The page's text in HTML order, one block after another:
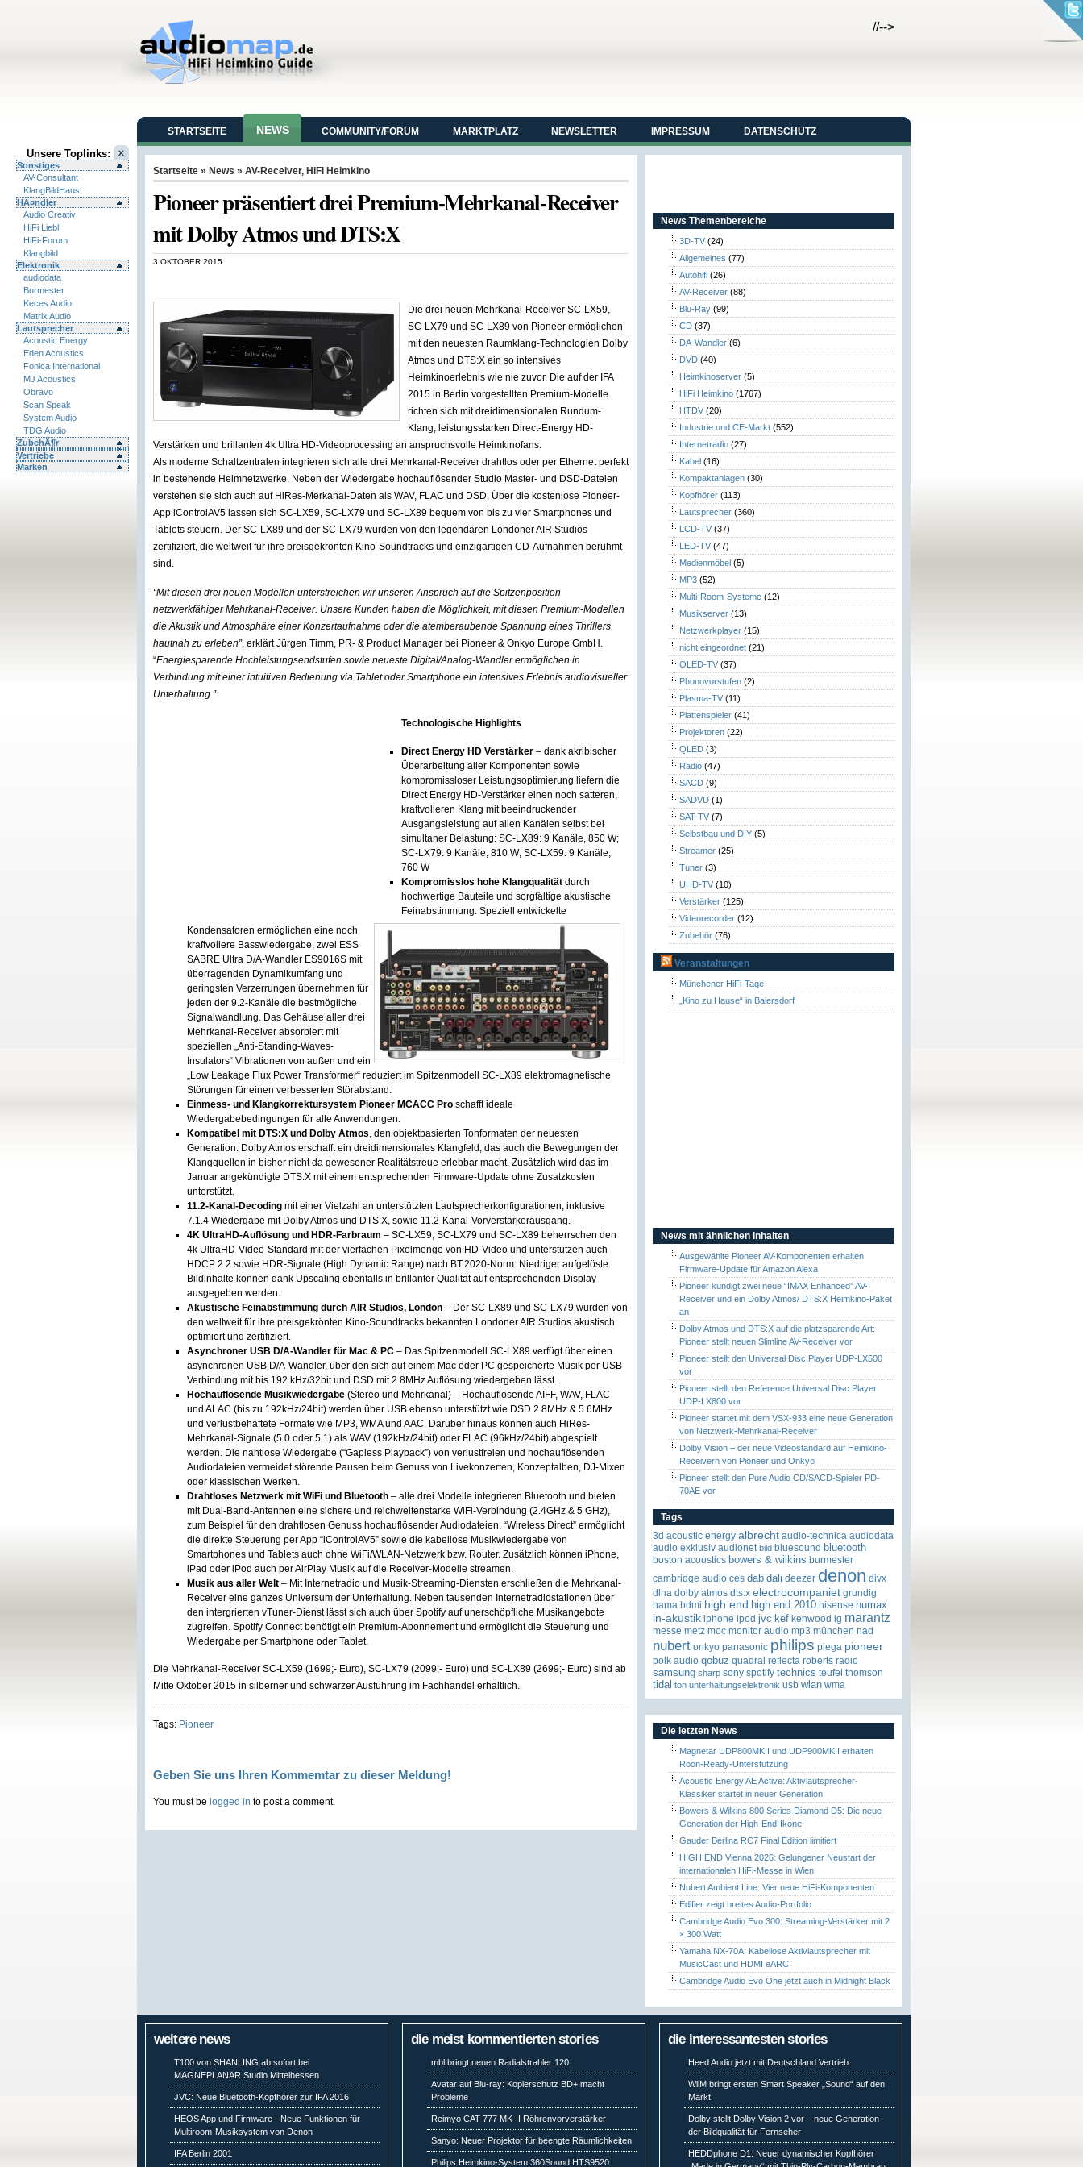
//-->
Unsere Toplinks:
Sonstiges
AV-Consultant
KlangBildHaus
HÃ¤ndler
Audio Creativ
HiFi Liebl
HiFi-Forum
Klangbild
Elektronik
audiodata
Burmester
Keces Audio
Matrix Audio
Lautsprecher
Acoustic Energy
Eden Acoustics
Fonica International
MJ Acoustics
Obravo
Scan Speak
System Audio
TDG Audio
ZubehÃ¶r
Vertriebe
Marken
STARTSEITE NEWS COMMUNITY/FORUM MARKTPLATZ NEWSLETTER IMPRESSUM DATENSCHUTZ
Startseite » News » AV-Receiver, HiFi Heimkino
Pioneer präsentiert drei Premium-Mehrkanal-Receiver
mit Dolby Atmos und DTS:X
3 OKTOBER 2015
Die drei neuen Mehrkanal-Receiver SC-LX59,
SC-LX79 und SC-LX89 von Pioneer ermöglichen
mit den neuesten Raumklang-Technologien Dolby
Atmos und DTS:X ein so intensives
Heimkinoerlebnis wie nie zuvor. Die auf der IFA
2015 in Berlin vorgestellten Premium-Modelle
richten sich mit dreidimensionalen Rundum-
Klang, leistungsstarken Direct-Energy HD-
Verstärken und brillanten 4k Ultra HD-Videoprocessing an anspruchsvolle Heimkinofans.
Als moderne Schaltzentralen integrieren sich alle drei Mehrkanal-Receiver drahtlos oder per Ethernet perfekt
in bestehende Heimnetzwerke. Neben der Wiedergabe hochauflösender Studio Master- und DSD-Dateien
verstehen sie sich auch auf HiRes-Merkanal-Daten als WAV, FLAC und DSD. Über die kostenlose Pioneer-
App iControlAV5 lassen sich SC-LX59, SC-LX79 und SC-LX89 bequem von bis zu vier Smartphones und
Tablets steuern. Der SC-LX89 und der SC-LX79 wurden von den legendären Londoner AIR Studios
zertifiziert, die weltweit für ihre preisgekrönten Kino-Soundtracks und einzigartigen CD-Aufnahmen berühmt
sind.
“Mit diesen drei neuen Modellen unterstreichen wir unseren Anspruch auf die Spitzenposition
netzwerkfähiger Mehrkanal-Receiver. Unsere Kunden haben die Möglichkeit, mit diesen Premium-Modellen
die Akustik und Atmosphäre einer Konzertaufnahme oder die atemberaubende Spannung eines Thrillers
hautnah zu erleben”, erklärt Jürgen Timm, PR- & Product Manager bei Pioneer & Onkyo Europe GmbH.
“Energiesparende Hochleistungsendstufen sowie neueste Digital/Analog-Wandler ermöglichen in
Verbindung mit einer intuitiven Bedienung via Tablet oder Smartphone ein intensives Erlebnis audiovisueller
Unterhaltung.”
Technologische Highlights
Direct Energy HD Verstärker – dank akribischer
Überarbeitung aller Komponenten sowie
kompromissloser Leistungsoptimierung liefern die
Direct Energy HD-Verstärker einen noch satteren,
kraftvolleren Klang mit beeindruckender
Ausgangsleistung auf allen Kanälen selbst bei
simultaner Belastung: SC-LX89: 9 Kanäle, 850 W;
SC-LX79: 9 Kanäle, 810 W; SC-LX59: 9 Kanäle,
760 W
Kompromisslos hohe Klangqualität durch
hochwertige Bauteile und sorgfältige akustische
Feinabstimmung. Speziell entwickelte
Kondensatoren ermöglichen eine noch
kraftvollere Basswiedergabe, zwei ESS
SABRE Ultra D/A-Wandler ES9016S mit
überragenden Dynamikumfang und
geringsten Verzerrungen übernehmen für
jeden der 9.2-Kanäle die bestmögliche
Signalwandlung. Das Gehäuse aller drei
Mehrkanal-Receiver absorbiert mit
speziellen „Anti-Standing-Waves-
Insulators“ Vibrationen von außen und ein
„Low Leakage Flux Power Transformer“ reduziert im Spitzenmodell SC-LX89 elektromagnetische
Störungen für einen verbesserten Störabstand.
Einmess- und Klangkorrektursystem Pioneer MCACC Pro schafft ideale
Wiedergabebedingungen für alle Anwendungen.
Kompatibel mit DTS:X und Dolby Atmos, den objektbasierten Tonformaten der neuesten
Generation. Dolby Atmos erschafft ein dreidimensionales Klangfeld, das auch die Bewegungen der
Klangquellen in bisher nicht da gewesener Realitätstreue erlebbar macht. Zusätzlich wird das im
Januar angekündigte DTS:X mit einem entsprechenden Firmware-Update ohne Zusatzkosten
unterstützt.
11.2-Kanal-Decoding mit einer Vielzahl an unterstützten Lautsprecherkonfigurationen, inklusive
7.1.4 Wiedergabe mit Dolby Atmos und DTS:X, sowie 11.2-Kanal-Vorverstärkerausgang.
4K UltraHD-Auflösung und HDR-Farbraum – SC-LX59, SC-LX79 und SC-LX89 beherrschen den
4k UltraHD-Video-Standard mit der vierfachen Pixelmenge von HD-Video und unterstützen auch
HDCP 2.2 sowie HDR-Signale (High Dynamic Range) nach BT.2020-Norm. Niedriger aufgelöste
Bildinhalte können dank Upscaling ebenfalls in brillanter Qualität auf entsprechenden Display
ausgegeben werden.
Akustische Feinabstimmung durch AIR Studios, London– Der SC-LX89 und SC-LX79 wurden von
den weltweit für ihre preisgekrönten Kino-Soundtracks bekannten Londoner AIR Studios akustisch
optimiert und zertifiziert.
Asynchroner USB D/A-Wandler für Mac & PC – Das Spitzenmodell SC-LX89 verfügt über einen
asynchronen USB D/A-Wandler, über den sich auf einem Mac oder PC gespeicherte Musik per USB-
Verbindung mit bis 192 kHz/32bit und DSD mit 2.8MHz Auflösung wiedergeben lässt.
Hochauflösende Musikwiedergabe(Stereo und Mehrkanal) – Hochauflösende AIFF, WAV, FLAC
und ALAC (bis zu 192kHz/24bit) werden über USB ebenso unterstützt wie DSD 2.8MHz & 5.6MHz
und verlustbehaftete Formate wie MP3, WMA und AAC. Darüber hinaus können auch HiRes-
Mehrkanal-Signale (5.0 oder 5.1) als WAV (192kHz/24bit) oder FLAC (96kHz/24bit) abgespielt
werden. Die nahtlose Wiedergabe (“Gapless Playback”) von verlustfreien und hochauflösenden
Audiodateien vermeidet störende Pausen beim Genuss von Livekonzerten, Konzeptalben, DJ-Mixen
oder klassischen Werken.
Drahtloses Netzwerk mit WiFi und Bluetooth – alle drei Modelle integrieren Bluetooth und bieten
mit Dual-Band-Antennen eine sichere und reichweitenstarke WiFi-Verbindung (2.4GHz & 5 GHz),
zum Beispiel für den drahtlosen Genuss hochauflösender Audiodateien. “Wireless Direct” ermöglicht
die direkte Steuerung per App “iControlAV5” sowie die kabellose Musikwiedergabe von
Smartphones und Tablets auch ohne WiFi/WLAN-Netzwerk bzw. Router. Zusätzlich können iPhone,
iPad oder iPod auch per AirPlay Musik auf die Receiver-Modelle streamen.
Musik aus aller Welt– Mit Internetradio und Musik-Streaming-Diensten erschließen die Mehrkanal-
Receiver eine ganzes Universum der Unterhaltung. Neben tausenden Internetradiostationen über
den intergrierten vTuner-Dienst lässt sich auch über Spotify auf unerschöpfliche Musikangebote
zugreifen. Spotify Connect benötigt ein Premium-Abonnement und ermöglicht die Steuerung und
Wiedergabe per Smartphone oder Tablet.
Die Mehrkanal-Receiver SC-LX59 (1699;- Euro), SC-LX79 (2099;- Euro) und SC-LX89 (2699;- Euro) sind ab
Mitte Oktober 2015 in silberner und schwarzer Ausführung im Fachhandel erhältlich.
Tags: Pioneer
Geben Sie uns Ihren Kommemtar zu dieser Meldung!
You must be logged in to post a comment.
News Themenbereiche
3D-TV (24)
Allgemeines (77)
Autohifi (26)
AV-Receiver (88)
Blu-Ray (99)
CD (37)
DA-Wandler (6)
DVD (40)
Heimkinoserver (5)
HiFi Heimkino (1767)
HTDV (20)
Industrie und CE-Markt (552)
Internetradio (27)
Kabel (16)
Kompaktanlagen (30)
Kopfhörer (113)
Lautsprecher (360)
LCD-TV (37)
LED-TV (47)
Medienmöbel (5)
MP3 (52)
Multi-Room-Systeme (12)
Musikserver (13)
Netzwerkplayer (15)
nicht eingeordnet (21)
OLED-TV (37)
Phonovorstufen (2)
Plasma-TV (11)
Plattenspieler (41)
Projektoren (22)
QLED (3)
Radio (47)
SACD (9)
SADVD (1)
SAT-TV (7)
Selbstbau und DIY (5)
Streamer (25)
Tuner (3)
UHD-TV (10)
Verstärker (125)
Videorecorder (12)
Zubehör (76)
Veranstaltungen
Münchener HiFi-Tage
„Kino zu Hause“ in Baiersdorf
News mit ähnlichen Inhalten
Ausgewählte Pioneer AV-Komponenten erhalten
Firmware-Update für Amazon Alexa
Pioneer kündigt zwei neue “IMAX Enhanced” AV-
Receiver und ein Dolby Atmos/ DTS:X Heimkino-Paket
an
Dolby Atmos und DTS:X auf die platzsparende Art:
Pioneer stellt neuen Slimline AV-Receiver vor
Pioneer stellt den Universal Disc Player UDP-LX500
vor
Pioneer stellt den Reference Universal Disc Player
UDP-LX800 vor
Pioneer startet mit dem VSX-933 eine neue Generation
von Netzwerk-Mehrkanal-Receiver
Dolby Vision – der neue Videostandard auf Heimkino-
Receivern von Pioneer und Onkyo
Pioneer stellt den Pure Audio CD/SACD-Spieler PD-
70AE vor
Tags
3d acoustic energy albrecht audio-technica audiodata
audio exklusiv audionet bild bluesound bluetooth
boston acoustics bowers & wilkins burmester
cambridge audio ces dab dali deezer denon divx
dlna dolby atmos dts:x electrocompaniet grundig
hama hdmi high end high end 2010 hisense humax
in-akustik iphone ipod jvc kef kenwood lg marantz
messe metz moc monitor audio mp3 münchen nad
nubert onkyo panasonic philips piega pioneer
polk audio qobuz quadral reflecta roberts radio
samsung sharp sony spotify technics teufel thomson
tidal ton unterhaltungselektronik usb wlan wma
Die letzten News
Magnetar UDP800MKII und UDP900MKII erhalten
Roon-Ready-Unterstützung
Acoustic Energy AE Active: Aktivlautsprecher-
Klassiker startet in neuer Generation
Bowers & Wilkins 800 Series Diamond D5: Die neue
Generation der High-End-Ikone
Gauder Berlina RC7 Final Edition limitiert
HIGH END Vienna 2026: Gelungener Neustart der
internationalen HiFi-Messe in Wien
Nubert Ambient Line: Vier neue HiFi-Komponenten
Edifier zeigt breites Audio-Portfolio
Cambridge Audio Evo 300: Streaming-Verstärker mit 2
× 300 Watt
Yamaha NX-70A: Kabellose Aktivlautsprecher mit
MusicCast und HDMI eARC
Cambridge Audio Evo One jetzt auch in Midnight Black
weitere news
T100 von SHANLING ab sofort bei
MAGNEPLANAR Studio Mittelhessen
JVC: Neue Bluetooth-Kopfhörer zur IFA 2016
HEOS App und Firmware - Neue Funktionen für
Multiroom-Musiksystem von Denon
IFA Berlin 2001
die meist kommentierten stories
mbl bringt neuen Radialstrahler 120
Avatar auf Blu-ray: Kopierschutz BD+ macht
Probleme
Reimyo CAT-777 MK-II Röhrenvorverstärker
Sanyo: Neuer Projektor für beengte Räumlichkeiten
Philips Heimkino-System 360Sound HTS9520
die interessantesten stories
Heed Audio jetzt mit Deutschland Vertrieb
WiiM bringt ersten Smart Speaker „Sound“ auf den
Markt
Dolby stellt Dolby Vision 2 vor – neue Generation
der Bildqualität für Fernseher
HEDDphone D1: Neuer dynamischer Kopfhörer